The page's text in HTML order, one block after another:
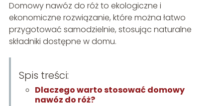
Domowy nawóz do róż to ekologiczne i
ekonomiczne rozwiązanie, które można łatwo
przygotować samodzielnie, stosując naturalne
składniki dostępne w domu.
Spis treści:
Dlaczego warto stosować domowy
nawóz do róż?